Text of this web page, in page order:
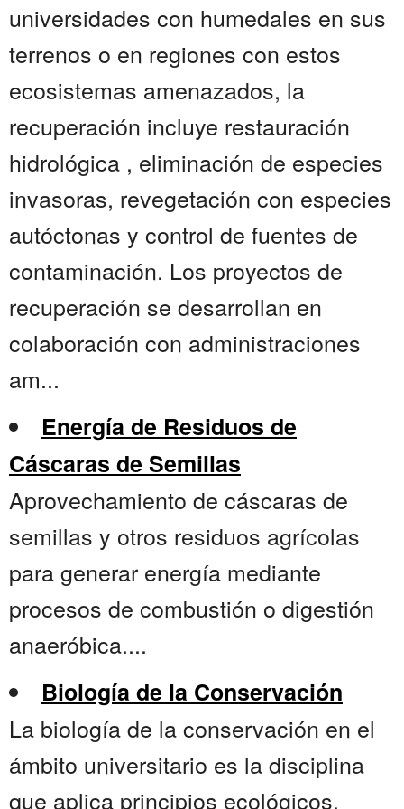
universidades con humedales en sus
terrenos o en regiones con estos
ecosistemas amenazados, la
recuperación incluye restauración
hidrológica , eliminación de especies
invasoras, revegetación con especies
autóctonas y control de fuentes de
contaminación. Los proyectos de
recuperación se desarrollan en
colaboración con administraciones
am...
Energía de Residuos de
Cáscaras de Semillas
Aprovechamiento de cáscaras de
semillas y otros residuos agrícolas
para generar energía mediante
procesos de combustión o digestión
anaeróbica....
Biología de la Conservación
La biología de la conservación en el
ámbito universitario es la disciplina
que aplica principios ecológicos,